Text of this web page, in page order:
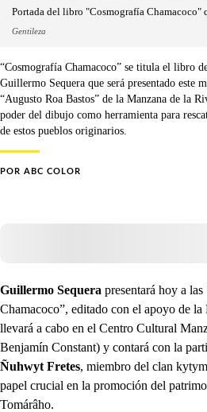
Portada del libro "Cosmografía Chamacoco"
Gentileza
“Cosmografía Chamacoco” se titula el libro
Guillermo Sequera que será presentado este
“Augusto Roa Bastos” de la Manzana de la
poder del dibujo como herramienta para
de estos pueblos originarios.
POR ABC COLOR
Guillermo Sequera presentará hoy a
Chamacoco”, editado con el apoyo de
llevará a cabo en el Centro Cultural
Benjamín Constant) y contará con la
Ñuhwyt Fretes, miembro del clan
papel crucial en la promoción del
Tomárâho.